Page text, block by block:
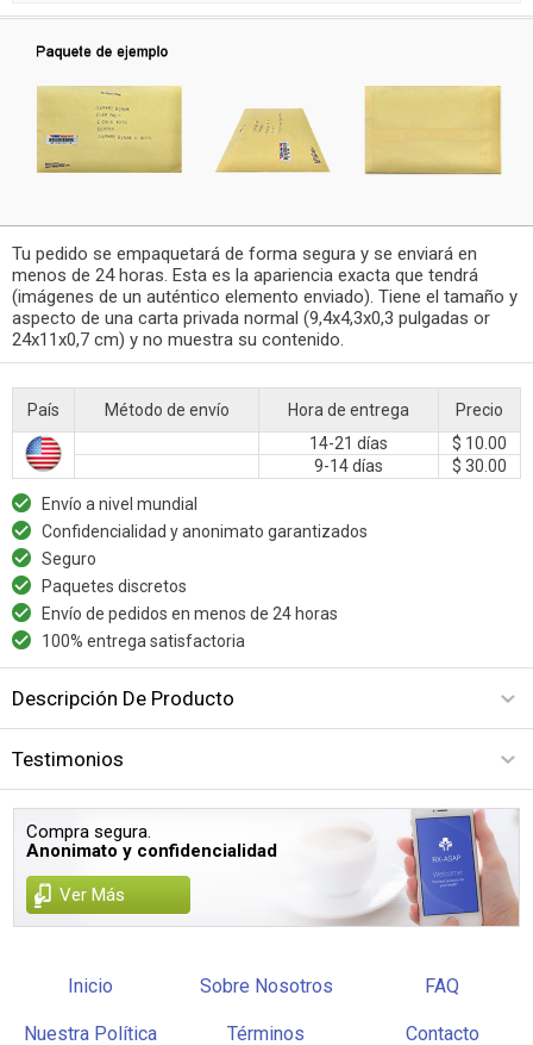
Tu pedido se empaquetará de forma segura y se enviará en
menos de 24 horas. Esta es la apariencia exacta que tendrá
(imágenes de un auténtico elemento enviado). Tiene el tamaño y
aspecto de una carta privada normal (9,4x4,3x0,3 pulgadas or
24x11x0,7 cm) y no muestra su contenido.
País Método de envío Hora de entrega
Precio
14-21 días
$ 10.00
9-14 días
$ 30.00
Envío a nivel mundial
Confidencialidad y anonimato garantizados
Seguro
Paquetes discretos
Envío de pedidos en menos de 24 horas
100% entrega satisfactoria
Descripción De Producto
Testimonios
Compra segura.
Anonimato y confidencialidad
Ver Más
Inicio Sobre Nosotros FAQ
Nuestra Política Términos Contacto